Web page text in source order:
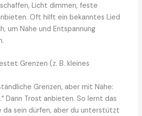
Licht dimmen, feste
Oft hilft ein bekanntes Lied
um Nähe und Entspannung
Grenzen (z. B. kleines
Grenzen, aber mit Nähe:
Dann Trost anbieten. So lernt das
da sein dürfen, aber du unterstützt